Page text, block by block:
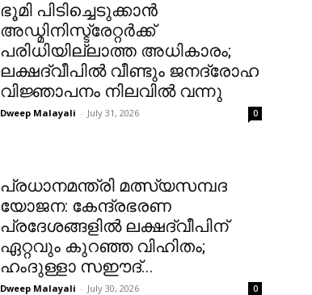
ഭൂമി പിടിച്ചെടുക്കാൻ
അഡ്മിനിസ്ട്രേറ്റർക്ക്
പരിധിയില്ലാത്ത അധികാരം;
ലക്ഷദ്വീപിൽ വീണ്ടും ജനദ്രോഹ
വിജ്ഞാപനം നിലവിൽ വന്നു
Dweep Malayali - July 31, 2026 0
പ്രധാനമന്ത്രി മത്സ്യസമ്പദ
യോജന: കേന്ദ്രഭരണ
പ്രദേശങ്ങളിൽ ലക്ഷദ്വീപിന്
ഏറ്റവും കുറഞ്ഞ വിഹിതം;
ഹംദുള്ളാ സഈദ്...
Dweep Malayali - July 30, 2026 0